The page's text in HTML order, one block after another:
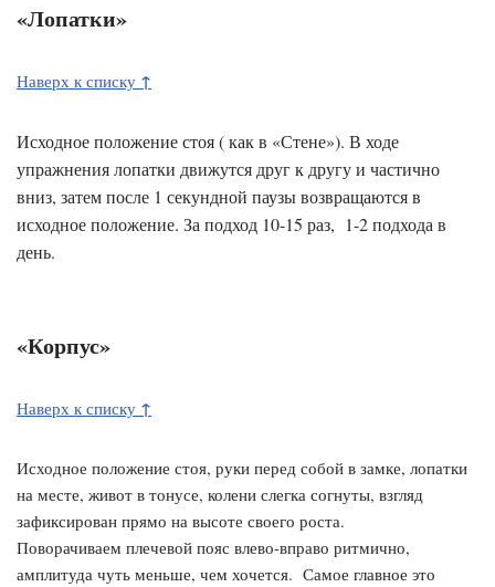
«Лопатки»
Наверх к списку ↑
Исходное положение стоя ( как в «Стене»). В ходе
упражнения лопатки движутся друг к другу и частично
вниз, затем после 1 секундной паузы возвращаются в
исходное положение. За подход 10-15 раз, 1-2 подхода в
день.
«Корпус»
Наверх к списку ↑
Исходное положение стоя, руки перед собой в замке, лопатки
на месте, живот в тонусе, колени слегка согнуты, взгляд
зафиксирован прямо на высоте своего роста.
Поворачиваем плечевой пояс влево-вправо ритмично,
амплитуда чуть меньше, чем хочется. Самое главное это